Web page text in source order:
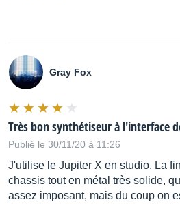
Gray Fox
Très bon synthétiseur à l'interface
Publié le 30/11/20 à 11:26
J'utilise le Jupiter X en studio. La
chassis tout en métal très solide,
assez imposant, mais du coup on